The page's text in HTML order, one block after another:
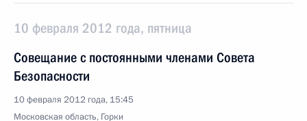
10 февраля 2012 года, пятница
Совещание с постоянными членами Совета
Безопасности
10 февраля 2012 года, 15:45
Московская область, Горки